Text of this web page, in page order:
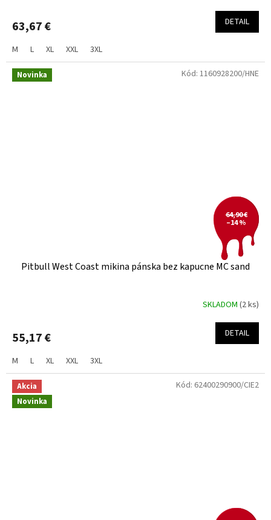
63,67 € DETAIL
M L XL XXL 3XL
Novinka
64,90 €
–14 %
Pitbull West Coast mikina pánska bez kapucne MC sand
SKLADOM (2 ks)
55,17 € DETAIL
M L XL XXL 3XL
Kód: 1160928200/HNE
Akcia
Novinka
Kód: 62400290900/CIE2